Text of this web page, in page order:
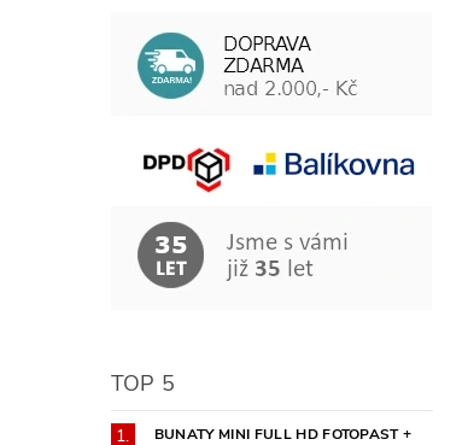
TOP 5
BUNATY MINI FULL HD FOTOPAST +